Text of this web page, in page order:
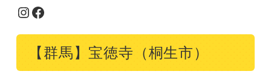
Instagram
Facebook
【群馬】宝徳寺（桐生市）